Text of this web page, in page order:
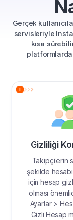
Gerçek
servisleriyle
kısa
1
Gizliliği
Takipçilerin
şekilde
için hesap
olması
Ayarlar >
Gizli Hesap